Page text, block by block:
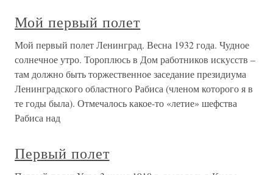
Мой первый полет
Мой первый полет Ленинград. Весна 1932 года. Чудное
солнечное утро. Тороплюсь в Дом работников искусств –
там должно быть торжественное заседание президиума
Ленинградского областного Рабиса (членом которого я в
те годы была). Отмечалось какое-то «летие» шефства
Рабиса над
Первый полет